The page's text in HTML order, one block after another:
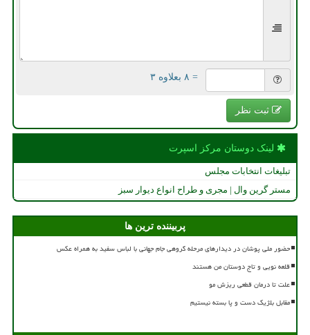
= ۸ بعلاوه ۳
ثبت نظر
لینک دوستان مركز اسپرت
تبلیغات انتخابات مجلس
مستر گرین وال | مجری و طراح انواع دیوار سبز
پربیننده ترین ها
حضور ملی پوشان در دیدارهای مرحله گروهی جام جهانی با لباس سفید به همراه عکس
قلعه نویی و تاج دوستان من هستند
علت تا درمان قطعی ریزش مو
مقابل بلژیک دست و پا بسته نیستیم